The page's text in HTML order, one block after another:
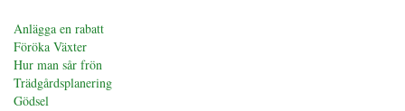
Anlägga en rabatt
Föröka Växter
Hur man sår frön
Trädgårdsplanering
Gödsel